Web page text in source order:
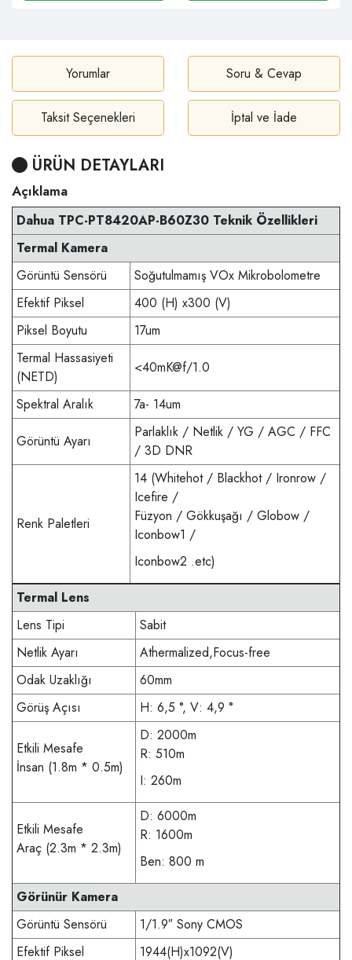
Yorumlar Soru & Cevap
Taksit Seçenekleri İptal ve İade
ÜRÜN DETAYLARI
Açıklama
Dahua TPC-PT8420AP-B60Z30 Teknik Özellikleri
Termal Kamera
Görüntü Sensörü
Soğutulmamış VOx Mikrobolometre
Efektif Piksel
400 (H) x300 (V)
Piksel Boyutu
17um
Termal Hassasiyeti
(NETD)
<40mK@f/1.0
Spektral Aralık 7a- 14um
Görüntü Ayarı
Parlaklık / Netlik / YG / AGC / FFC
/ 3D DNR
Renk Paletleri
14 (Whitehot / Blackhot / Ironrow /
Icefire /
Füzyon / Gökkuşağı / Globow /
Iconbow1 /
Iconbow2 .etc)
Termal Lens
Lens Tipi
Sabit
Netlik Ayarı
Athermalized,Focus-free
Odak Uzaklığı
60mm
Görüş Açısı
H: 6,5 °, V: 4,9 °
Etkili Mesafe
İnsan (1.8m * 0.5m)
D: 2000m
R: 510m
I: 260m
Etkili Mesafe
Araç (2.3m * 2.3m)
D: 6000m
R: 1600m
Ben: 800 m
Görünür Kamera
Görüntü Sensörü
1/1.9″ Sony CMOS
Efektif Piksel
1944(H)x1092(V)